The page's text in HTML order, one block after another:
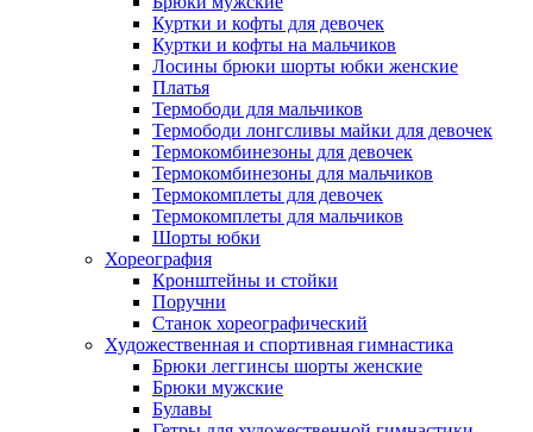
Куртки и кофты для девочек
Куртки и кофты на мальчиков
Лосины брюки шорты юбки женские
Платья
Термободи для мальчиков
Термободи лонгсливы майки для девочек
Термокомбинезоны для девочек
Термокомбинезоны для мальчиков
Термокомплеты для девочек
Термокомплеты для мальчиков
Шорты юбки
Хореография
Кронштейны и стойки
Поручни
Станок хореографический
Художественная и спортивная гимнастика
Брюки леггинсы шорты женские
Брюки мужские
Булавы